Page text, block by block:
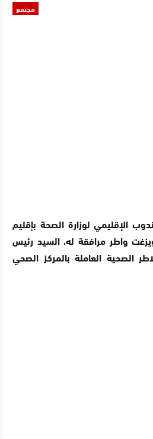
مجتمع
الإقليمي لوزارة الصحة بإقليم
واطر مرافقة له، السيد رئيس
الصحية العاملة بالمركز الصحي